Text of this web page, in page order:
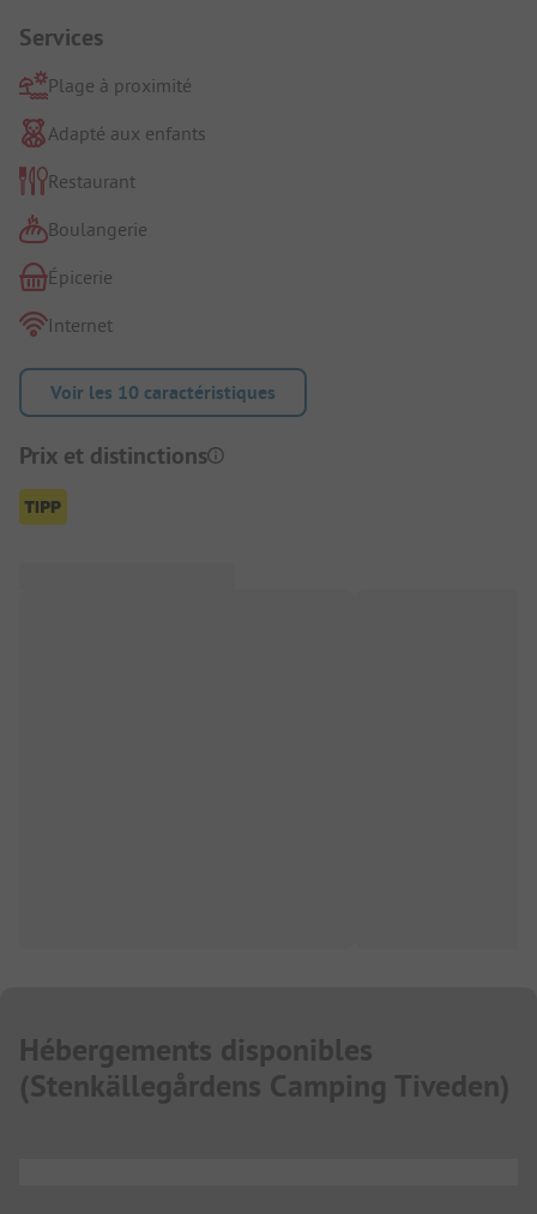
Services
Plage à proximité
Adapté aux enfants
Restaurant
Boulangerie
Épicerie
Internet
Voir les 10 caractéristiques
Prix et distinctions
Hébergements disponibles
(Stenkällegårdens Camping Tiveden)